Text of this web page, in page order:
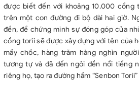
được biết đến với khoảng 10.000 cổng
trên một con đường đi bộ dài hai giờ.
đền, để chứng minh sự đóng góp của
cổng torii sẽ được xây dựng với tên của
mấy chốc, hàng trăm hàng nghìn
tương tự và đã đến ngôi đền nổi tiếng
riêng họ, tạo ra đường hầm “Senbon